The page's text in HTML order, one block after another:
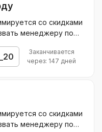
со скидками
менеджеру по
Заканчивается
через: 147 дней
со скидками
менеджеру по